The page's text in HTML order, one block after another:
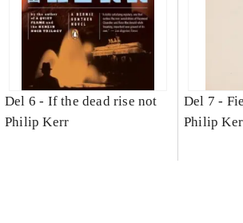
Del 6 - If the dead rise not
Philip Kerr
Del 7 -
Philip